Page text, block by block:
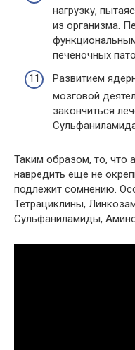
нагрузку,
из организма.
печеночных
Развитием
мозговой
закончиться
Таким образом, то, что
навредить еще не
подлежит сомнению.
Тетрациклины,
Сульфаниламиды,